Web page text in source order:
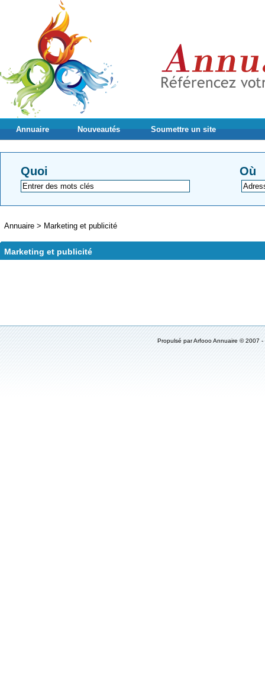
Annuaire Nouveautés Soumettre un site
Quoi Où
Annuaire > Marketing et publicité
Marketing et publicité
Propulsé parArfooo Annuaire © 2007